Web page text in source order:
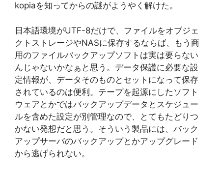
kopiaを知ってからの謎がようやく解けた。
日本語環境がUTF-8だけで、ファイルをオブジェ
クトストレージやNASに保存するならば、もう商
用のファイルバックアップソフトは実は要らない
んじゃないかなぁと思う。データ保護に必要な設
定情報が、データそのものとセットになって保存
されているのは便利。テープを起源にしたソフト
ウェアとかではバックアップデータとスケジュー
ルを含めた設定が別管理なので、とてもたどりつ
かない発想だと思う。そういう製品には、バック
アップサーバのバックアップとかアップグレード
から逃げられない。